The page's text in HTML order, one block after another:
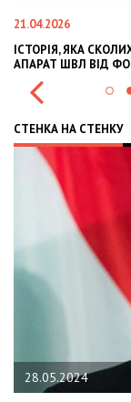
21.04.2026
ІСТОРІЯ, ЯКА
АПАРАТ ШВЛ ВІД
СТЕНКА НА СТЕНКУ
28.05.2024